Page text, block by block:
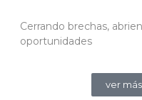
Cerrando brechas,
oportunidades
ver más